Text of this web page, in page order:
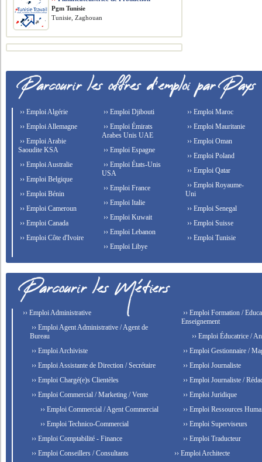
Pgm Tunisie
Tunisie, Zaghouan
›› Emploi Algérie
›› Emploi Allemagne
›› Emploi Arabie
Saoudite KSA
›› Emploi Australie
›› Emploi Belgique
›› Emploi Bénin
›› Emploi Cameroun
›› Emploi Canada
›› Emploi Côte d'Ivoire
›› Emploi Djibouti
›› Emploi Émirats
Arabes Unis UAE
›› Emploi Espagne
›› Emploi États-Unis
USA
›› Emploi France
›› Emploi Italie
›› Emploi Kuwait
›› Emploi Lebanon
›› Emploi Libye
›› Emploi Maroc
›› Emploi Mauritanie
›› Emploi Oman
›› Emploi Poland
›› Emploi Qatar
›› Emploi Royaume-
Uni
›› Emploi Senegal
›› Emploi Suisse
›› Emploi Tunisie
›› Emploi Administrative
›› Emploi Agent Administrative / Agent de
Bureau
›› Emploi Archiviste
›› Emploi Assistante de Direction / Secrétaire
›› Emploi Chargé(e)s Clientèles
›› Emploi Commercial / Marketing / Vente
›› Emploi Commercial / Agent Commercial
›› Emploi Technico-Commercial
›› Emploi Comptabilité - Finance
›› Emploi Conseillers / Consultants
›› Emploi Formation /
Enseignement
›› Emploi Éducatrice /
›› Emploi Gestionnaire /
›› Emploi Journaliste
›› Emploi Journaliste /
›› Emploi Juridique
›› Emploi Ressources
›› Emploi Superviseurs
›› Emploi Traducteur
›› Emploi Architecte